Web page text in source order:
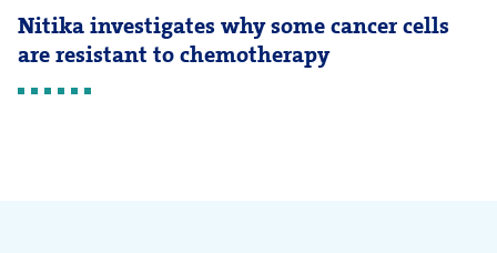
Nitika investigates why some cancer cells
are resistant to chemotherapy